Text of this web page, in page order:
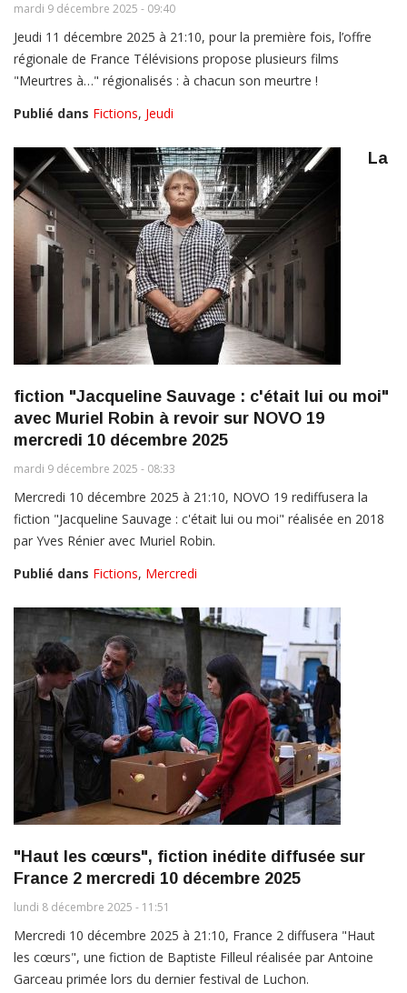
mardi 9 décembre 2025 - 09:40
Jeudi 11 décembre 2025 à 21:10, pour la première fois, l’offre
régionale de France Télévisions propose plusieurs films
"Meurtres à…" régionalisés : à chacun son meurtre !
Publié dans Fictions, Jeudi
La
fiction "Jacqueline Sauvage : c'était lui ou moi"
avec Muriel Robin à revoir sur NOVO 19
mercredi 10 décembre 2025
mardi 9 décembre 2025 - 08:33
Mercredi 10 décembre 2025 à 21:10, NOVO 19 rediffusera la
fiction "Jacqueline Sauvage : c'était lui ou moi" réalisée en 2018
par Yves Rénier avec Muriel Robin.
Publié dans Fictions, Mercredi
"Haut les cœurs", fiction inédite diffusée sur
France 2 mercredi 10 décembre 2025
lundi 8 décembre 2025 - 11:51
Mercredi 10 décembre 2025 à 21:10, France 2 diffusera "Haut
les cœurs", une fiction de Baptiste Filleul réalisée par Antoine
Garceau primée lors du dernier festival de Luchon.